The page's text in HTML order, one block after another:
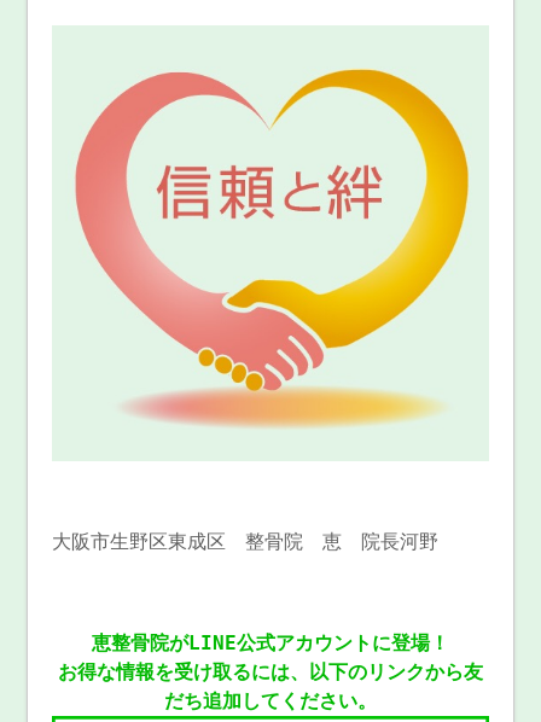
大阪市生野区東成区 整骨院 恵 院長河野
恵整骨院がLINE公式アカウントに登場！
お得な情報を受け取るには、以下のリンクから友
だち追加してください。